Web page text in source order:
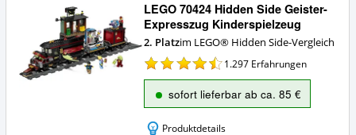
LEGO 70424 Hidden Side Geister-
Expresszug Kinderspielzeug
2. Platzim LEGO® Hidden Side-Vergleich
1.297 Erfahrungen
sofort lieferbar ab ca. 85 €
Produktdetails